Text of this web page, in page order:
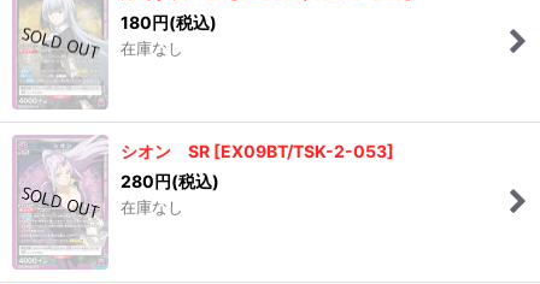
180円(税込)
在庫なし
シオン SR [EX09BT/TSK-2-053]
280円(税込)
在庫なし